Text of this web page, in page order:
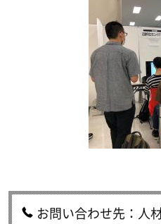
お問い合わせ先：人